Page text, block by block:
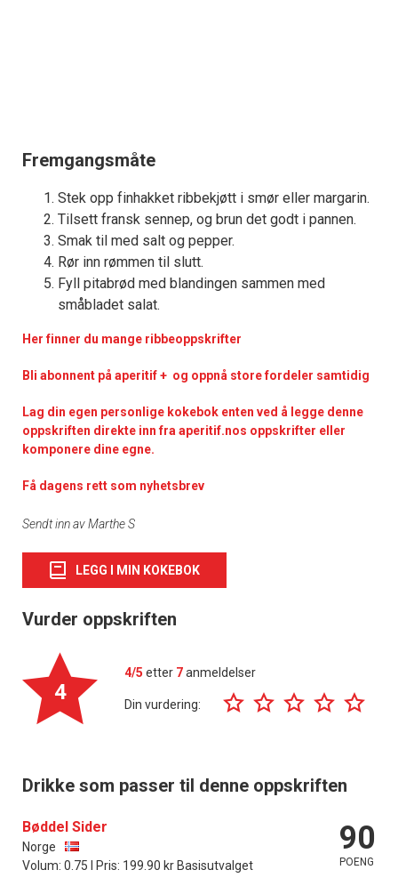
Fremgangsmåte
Stek opp finhakket ribbekjøtt i smør eller margarin.
Tilsett fransk sennep, og brun det godt i pannen.
Smak til med salt og pepper.
Rør inn rømmen til slutt.
Fyll pitabrød med blandingen sammen med
småbladet salat.
Her finner du mange ribbeoppskrifter
Bli abonnent på aperitif + og oppnå store fordeler samtidig
Lag din egen personlige kokebok enten ved å legge denne
oppskriften direkte inn fra aperitif.nos oppskrifter eller
komponere dine egne.
Få dagens rett som nyhetsbrev
Sendt inn av Marthe S
LEGG I MIN KOKEBOK
Vurder oppskriften
4
4/5 etter 7anmeldelser
Din vurdering:
Drikke som passer til denne oppskriften
Bøddel Sider
Norge
Volum: 0.75 l Pris: 199.90 kr Basisutvalget
90
POENG